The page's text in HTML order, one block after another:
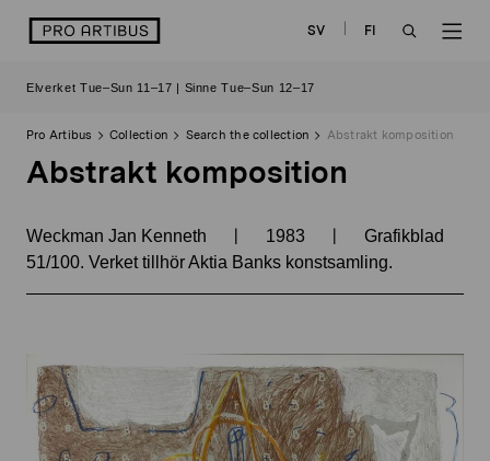
logo SV
FI
Elverket Tue–Sun 11–17 | Sinne Tue–Sun 12–17
Pro Artibus Collection Search the collection Abstrakt komposition
Abstrakt komposition
Weckman Jan Kenneth | 1983 |
Grafikblad
51/100. Verket tillhör Aktia Banks konstsamling.